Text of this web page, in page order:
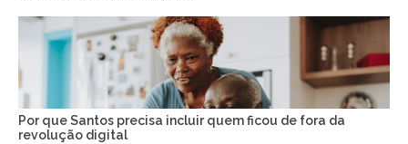
Por que Santos precisa incluir quem ficou de fora da
revolução digital